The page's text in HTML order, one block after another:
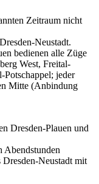
Zeitraum nicht
bedienen alle Züge
West, Freital-
Potschappel; jeder
Mitte (Anbindung
Dresden‑Plauen und
Abendstunden
mit